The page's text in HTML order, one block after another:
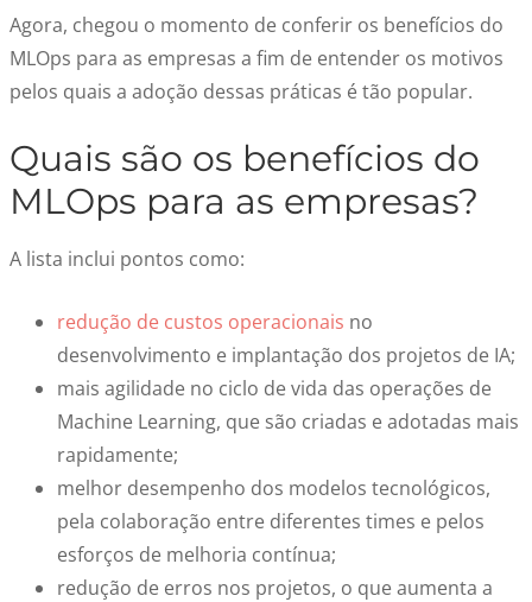
Agora, chegou o momento de conferir os benefícios do
MLOps para as empresas a fim de entender os motivos
pelos quais a adoção dessas práticas é tão popular.
Quais são os benefícios do
MLOps para as empresas?
A lista inclui pontos como:
redução de custos operacionais no
desenvolvimento e implantação dos projetos de IA;
mais agilidade no ciclo de vida das operações de
Machine Learning, que são criadas e adotadas mais
rapidamente;
melhor desempenho dos modelos tecnológicos,
pela colaboração entre diferentes times e pelos
esforços de melhoria contínua;
redução de erros nos projetos, o que aumenta a